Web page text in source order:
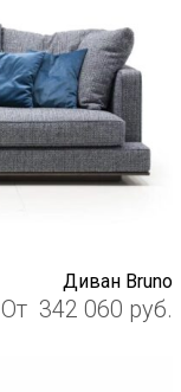
Диван Bruno
От 342 060 руб.